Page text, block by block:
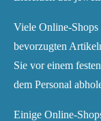
Viele Online-
bevorzugten
Sie vor einem
dem Personal
Einige Online-